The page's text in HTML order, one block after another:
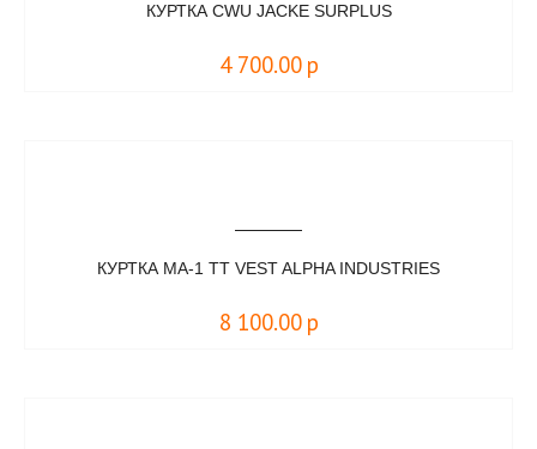
КУРТКА CWU JACKE SURPLUS
4 700.00 р
КУРТКА MA-1 TT VEST ALPHA INDUSTRIES
8 100.00 р